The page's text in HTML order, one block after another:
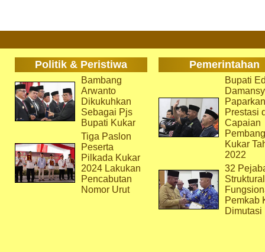
Politik & Peristiwa Pemerintahan
Bambang
Arwanto
Dikukuhkan
Sebagai Pjs
Bupati Kukar
Tiga Paslon
Peserta
Pilkada Kukar
2024 Lakukan
Pencabutan
Nomor Urut
Bupati
Paparkan
Prestasi
Capaian
Kukar
2022
32
Pemkab
Dimutasi